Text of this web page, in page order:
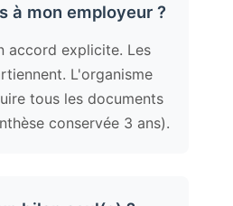
à mon employeur ?
accord explicite. Les
L'organisme
tous les documents
conservée 3 ans).